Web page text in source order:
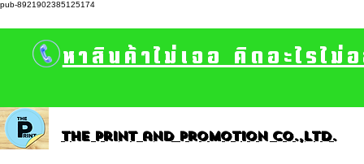
pub-8921902385125174
หาสินค้าไม่เจอ คิดอะไรไ
The print and promotion CO.,Ltd.